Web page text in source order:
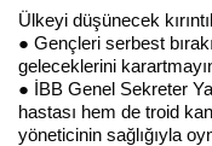
Ülkeyi düşünecek
● Gençleri serbest
geleceklerini
● İBB Genel Sekreter
hastası hem de troid
yöneticinin sağlığıyla